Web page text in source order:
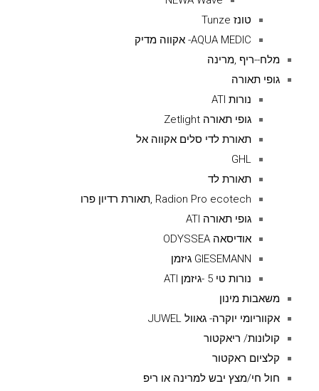
טונז Tunze
AQUA MEDIC- אקווה מדיק
מלח--ריף ,מרינה
גופי תאורה
נורות ATI
גופי תאורה Zetlight
תאורת לדי סלים אקווה אל
GHL
תאורת לד
Radion Pro ecotech ,תאורת רדיון פרו
גופי תאורה ATI
אודיסאה ODYSSEA
GIESEMANN גיזמן
נורות טי 5 -גיזמן ATI
משאבות מינון
אקווריומי יוקרה- גאוול JUWEL
קולונות/ ריאקטור
קלציום ראקטור
חול חי/מצץ יבש למרינה או ריפ